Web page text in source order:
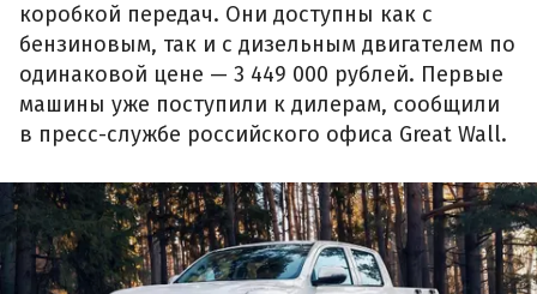
коробкой передач. Они доступны как с
бензиновым, так и с дизельным двигателем по
одинаковой цене — 3 449 000 рублей. Первые
машины уже поступили к дилерам, сообщили
в пресс-службе российского офиса Great Wall.